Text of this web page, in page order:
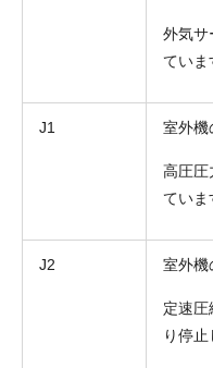
外気サ
ていま
J1 室外機
高圧圧
ていま
J2 室外機
定速圧
り停止